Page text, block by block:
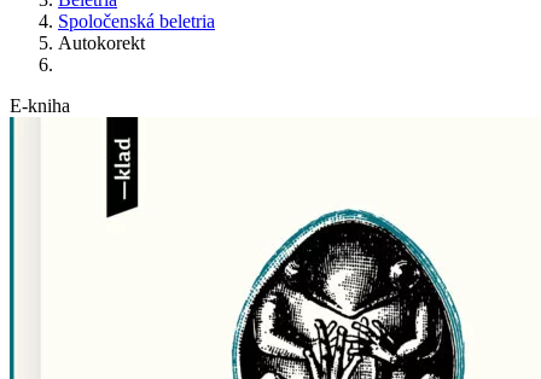
Spoločenská beletria
Autokorekt
E-kniha